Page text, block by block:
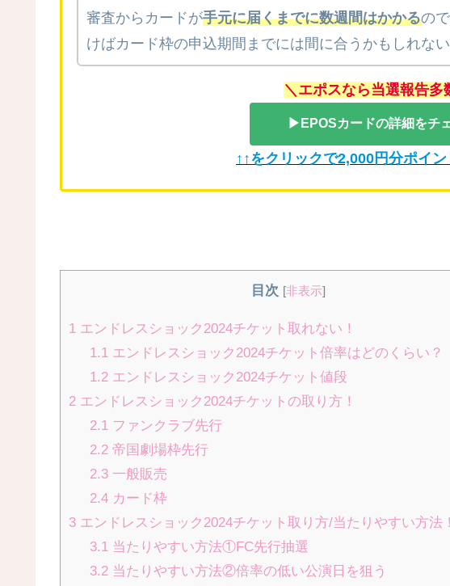
審査からカードが手元に届くまでに数週間はかかるの
けばカード枠の申込期間までには間に合うかもしれない
＼エポスなら当選報告多
▶EPOSカードの詳細をチ
↑↑をクリックで2,000円分ポイ
目次 [非表示]
1 エンドレスショック2024チケット取れない！
1.1エンドレスショック2024チケット倍率はどのくらい？
1.2エンドレスショック2024チケット値段
2 エンドレスショック2024チケットの取り方！
2.1ファンクラブ先行
2.2帝国劇場枠先行
2.3一般販売
2.4カード枠
3 エンドレスショック2024チケット取り方/当たりやすい方法！
3.1当たりやすい方法①FC先行抽選
3.2当たりやすい方法②倍率の低い公演日を狙う